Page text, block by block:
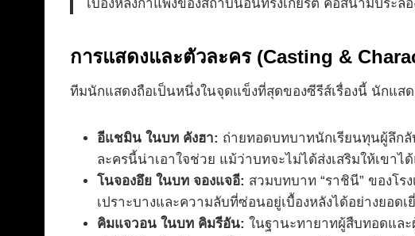
เบื้องหลังกำแพงของสถาบันอันทรงเกียรติ คือสนามปร
การแสดงและตัวละคร (Casting &
ทีมนักแสดงถือเป็นหนึ่งในจุดแข็งที่สุดของซีรีส์เรื่องนี้ นักแ
อีแชมิน ในบท คังฮา: ถ่ายทอดบทบาทนักเรียนทุนผู้ลึก
ละครนี้น่าเอาใจช่วย แม้ว่าบทจะไม่ได้ส่งเสริมให้เข
โนจองอึย ในบท จองแจอี: สวมบทบาท “ราชินี” ของโร
เปราะบางและความลับที่ซ่อนอยู่เบื้องหลังได้อย่างยอ
คิมแจวอน ในบท คิมรีอัน: ในฐานะทายาทผู้สืบทอดแล